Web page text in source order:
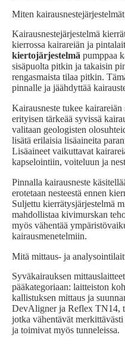
Miten
Kairausnestejärjestelmä
kierrossa kairareiän ja
kiertojärjestelmä pumppaa
sisäpuolta pitkin ja takaisin
rengasmaista tilaa pitkin.
pinnalle ja jäähdyttää
Kairausneste tukee
erityisen tärkeää syvissä
valitaan geologisten
lisätä erilaisia lisäaineita
Lisäaineet vaikuttavat
kapselointiin, voiteluun ja
Pinnalla kairausneste
erotetaan nesteestä ennen
Suljettu kierrätysjärjestelmä
mahdollistaa kivimurskan
myös vähentää
kairausmenetelmiin.
Mitä mittaus- ja
Syväkairauksen
pääkategoriaan: laitteiston
kallistuksen mittaus ja
DevAligner ja Reflex TN14,
jotka vähentävät
ja toimivat myös tunneleissa.